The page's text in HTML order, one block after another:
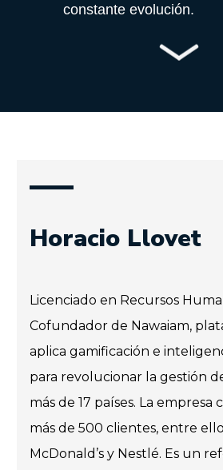
constante evolución.
Horacio Llovet
Licenciado en Recursos
Cofundador de Nawaiam,
aplica gamificación e
para revolucionar la gestión
más de 17 países. La empresa
más de 500 clientes, entre
McDonald’s y Nestlé. Es un